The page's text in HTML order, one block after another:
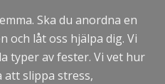
Ska du anordna en
och låt oss hjälpa dig. Vi
typer av fester. Vi vet hur
slippa stress,